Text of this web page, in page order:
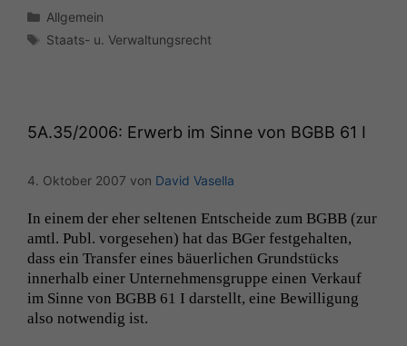
Kategorien
Allgemein
Schlagwörter
Staats- u. Verwaltungsrecht
5A.35/2006: Erwerb im Sinne von BGBB 61 I
4. Oktober 2007 von David Vasella
In einem der eher sel­te­nen Entschei­de zum BGBB (zur
amtl. Publ. vorge­se­hen) hat das BGer fest­ge­hal­ten,
dass ein Trans­fer eines bäuer­lichen Grund­stücks
inner­halb ein­er Unternehmensgruppe einen Verkauf
im Sinne von BGBB 61 I darstellt, eine Bewil­li­gung
also notwendig ist.